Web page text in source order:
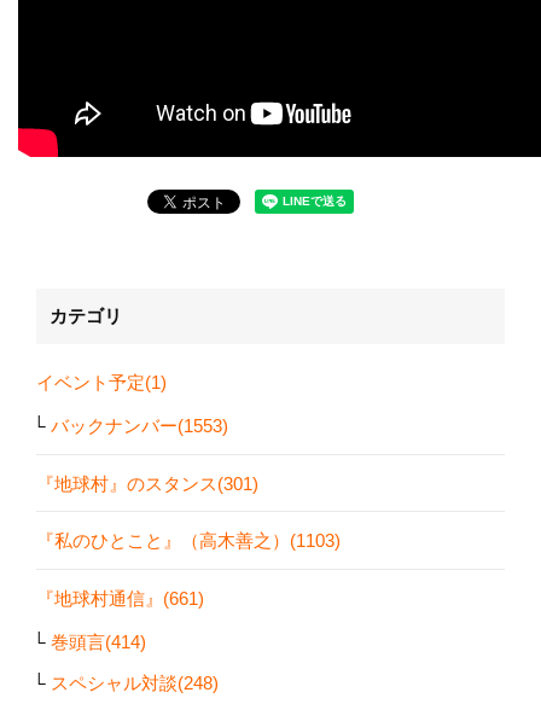
カテゴリ
イベント予定(1)
バックナンバー(1553)
『地球村』のスタンス(301)
『私のひとこと』（高木善之）(1103)
『地球村通信』(661)
巻頭言(414)
スペシャル対談(248)